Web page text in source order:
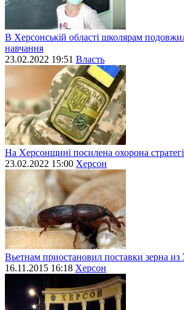
В Херсонській області школярам
навчання
23.02.2022 19:51 Власть
На Херсонщині посилена охорона
23.02.2022 15:00 Херсон
Вьетнам приостановил поставки зерна
16.11.2015 16:18 Херсон